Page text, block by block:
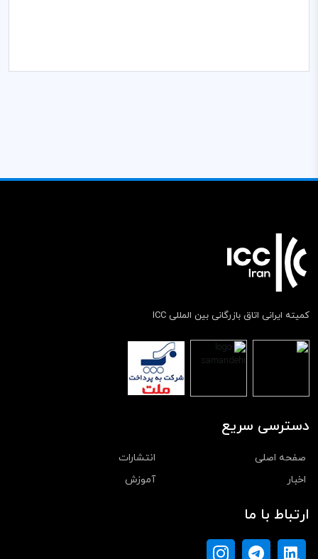
کمیته ایرانی اتاق بازرگانی بین المللی ICC
دسترسی سریع
صفحه اصلی
انتشارات
اخبار
آموزش
ارتباط با ما